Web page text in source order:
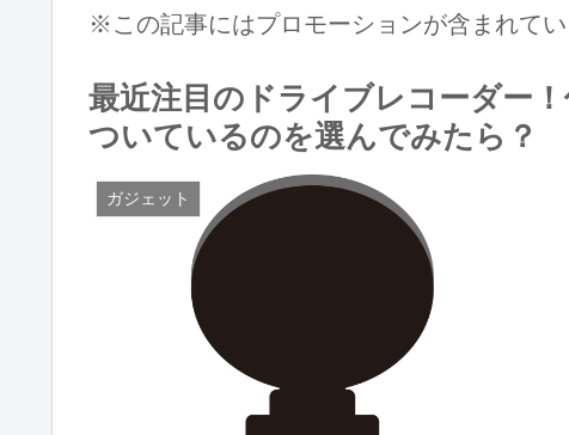
※この記事にはプロモーションが含まれてい
最近注目のドライブレコーダー
ついているのを選んでみたら？
ガジェット